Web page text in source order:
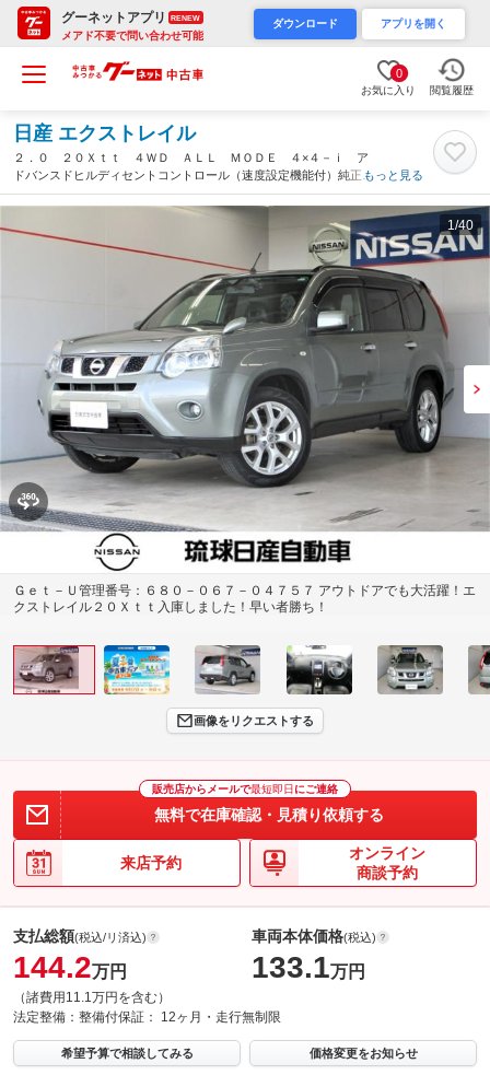
グーネットアプリ RENEW
メアド不要で問い合わせ可能
ダウンロード アプリを開く
0
お気に入り 閲覧履歴
日産 エクストレイル
２．０ ２０Ｘｔｔ ４ＷＤ ＡＬＬ ＭＯＤＥ ４×４－ｉ ア
ドバンスドヒルディセントコントロール（速度設定機能付）純正７
インチナビ／バックモニター、ＥＴＣ、社外ドライブレコーダー、
防水シート、オートライト【防錆未施工】（沖縄県）
もっと見る
1 /40
Ｇｅｔ－Ｕ管理番号：６８０－０６７－０４７５７ アウトドアでも大活躍！エ
クストレイル２０Ｘｔｔ入庫しました！早い者勝ち！
画像をリクエストする
販売店からメールで最短即日 にご連絡
無料で在庫確認・見積り依頼する
来店予約
オンライン
商談予約
支払総額(税込/リ済込)
144.2万円
（諸費用11.1万円を含む）
車両本体価格(税込)
133.1万円
法定整備： 整備付保証： 12ヶ月・走行無制限
希望予算で相談してみる 価格変更をお知らせ